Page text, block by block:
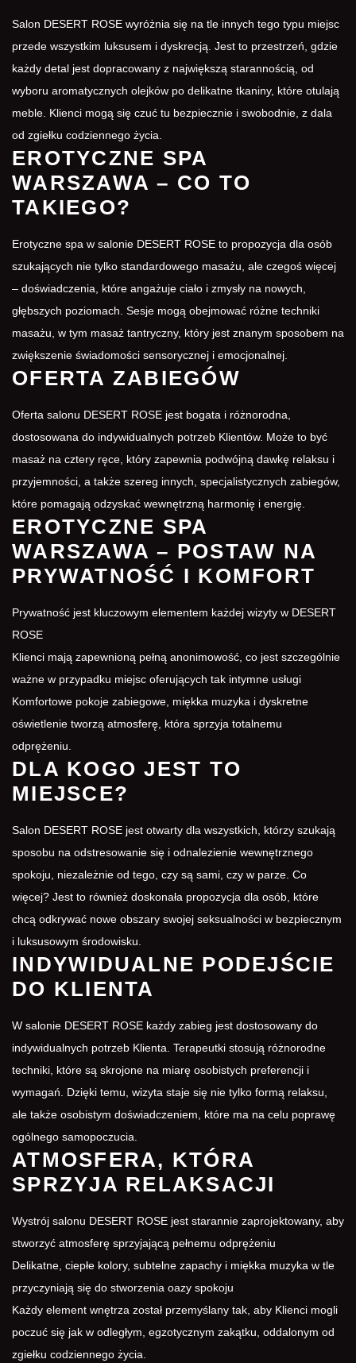
Salon DESERT ROSE wyróżnia się na tle innych tego typu miejsc
przede wszystkim luksusem i dyskrecją. Jest to przestrzeń, gdzie
każdy detal jest dopracowany z największą starannością, od
wyboru aromatycznych olejków po delikatne tkaniny, które otulają
meble. Klienci mogą się czuć tu bezpiecznie i swobodnie, z dala
od zgiełku codziennego życia.
EROTYCZNE SPA
WARSZAWA – CO TO
TAKIEGO?
Erotyczne spa w salonie DESERT ROSE to propozycja dla osób
szukających nie tylko standardowego masażu, ale czegoś więcej
– doświadczenia, które angażuje ciało i zmysły na nowych,
głębszych poziomach. Sesje mogą obejmować różne techniki
masażu, w tym masaż tantryczny, który jest znanym sposobem na
zwiększenie świadomości sensorycznej i emocjonalnej.
OFERTA ZABIEGÓW
Oferta salonu DESERT ROSE jest bogata i różnorodna,
dostosowana do indywidualnych potrzeb Klientów. Może to być
masaż na cztery ręce, który zapewnia podwójną dawkę relaksu i
przyjemności, a także szereg innych, specjalistycznych zabiegów,
które pomagają odzyskać wewnętrzną harmonię i energię.
EROTYCZNE SPA
WARSZAWA – POSTAW NA
PRYWATNOŚĆ I KOMFORT
Prywatność jest kluczowym elementem każdej wizyty w DESERT
ROSE
Klienci mają zapewnioną pełną anonimowość, co jest szczególnie
ważne w przypadku miejsc oferujących tak intymne usługi
Komfortowe pokoje zabiegowe, miękka muzyka i dyskretne
oświetlenie tworzą atmosferę, która sprzyja totalnemu
odprężeniu.
DLA KOGO JEST TO
MIEJSCE?
Salon DESERT ROSE jest otwarty dla wszystkich, którzy szukają
sposobu na odstresowanie się i odnalezienie wewnętrznego
spokoju, niezależnie od tego, czy są sami, czy w parze. Co
więcej? Jest to również doskonała propozycja dla osób, które
chcą odkrywać nowe obszary swojej seksualności w bezpiecznym
i luksusowym środowisku.
INDYWIDUALNE PODEJŚCIE
DO KLIENTA
W salonie DESERT ROSE każdy zabieg jest dostosowany do
indywidualnych potrzeb Klienta. Terapeutki stosują różnorodne
techniki, które są skrojone na miarę osobistych preferencji i
wymagań. Dzięki temu, wizyta staje się nie tylko formą relaksu,
ale także osobistym doświadczeniem, które ma na celu poprawę
ogólnego samopoczucia.
ATMOSFERA, KTÓRA
SPRZYJA RELAKSACJI
Wystrój salonu DESERT ROSE jest starannie zaprojektowany, aby
stworzyć atmosferę sprzyjającą pełnemu odprężeniu
Delikatne, ciepłe kolory, subtelne zapachy i miękka muzyka w tle
przyczyniają się do stworzenia oazy spokoju
Każdy element wnętrza został przemyślany tak, aby Klienci mogli
poczuć się jak w odległym, egzotycznym zakątku, oddalonym od
zgiełku codziennego życia.